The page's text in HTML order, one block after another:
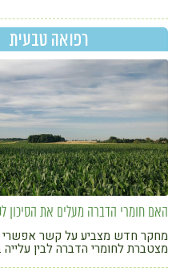
רפואה טבעית
האם חומרי הדברה מעלים את הסיכון
מחקר חדש מצביע על קשר אפשרי
מצטברת לחומרי הדברה לבין עלייה